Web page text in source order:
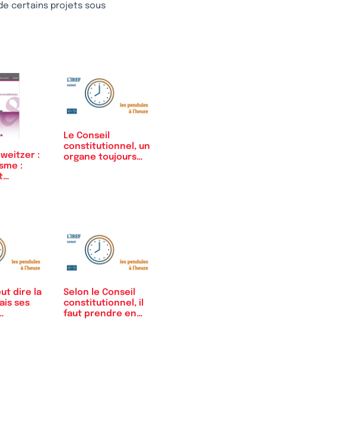
certains projets sous
:
:
Le Conseil
constitutionnel, un
organe toujours
dire la
ses
Selon le Conseil
constitutionnel, il
faut prendre en…